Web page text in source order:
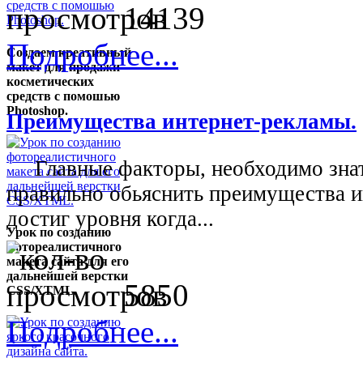
Создаем креативный
макет для продажи
косметических
средств с помошью
Photoshop.
Урок по созданию
фотореалистичного
макета сайта для его
дальнейшей верстки
CSS/XTML.
14139
Подробнее...
Преимущества интернет-рекламы.
Главные факторы, необходимо
правильно обьяснить преимущества
достиг уровня когда...
5850
Подробнее...